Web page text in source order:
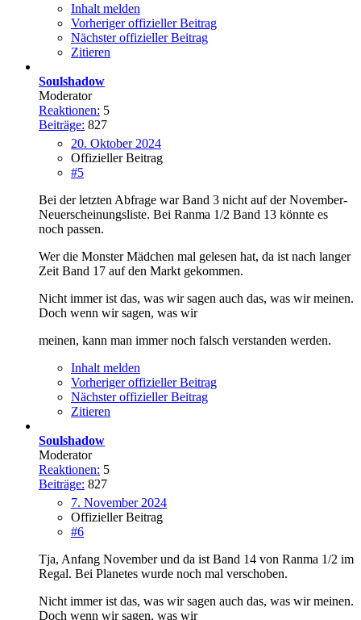
Inhalt melden
Vorheriger offizieller Beitrag
Nächster offizieller Beitrag
Zitieren
Soulshadow
Moderator
Reaktionen: 5
Beiträge: 827
20. Oktober 2024
Offizieller Beitrag
#5
Bei der letzten Abfrage war Band 3 nicht auf der November-
Neuerscheinungsliste. Bei Ranma 1/2 Band 13 könnte es
noch passen.
Wer die Monster Mädchen mal gelesen hat, da ist nach langer
Zeit Band 17 auf den Markt gekommen.
Nicht immer ist das, was wir sagen auch das, was wir meinen.
Doch wenn wir sagen, was wir
meinen, kann man immer noch falsch verstanden werden.
Inhalt melden
Vorheriger offizieller Beitrag
Nächster offizieller Beitrag
Zitieren
Soulshadow
Moderator
Reaktionen: 5
Beiträge: 827
7. November 2024
Offizieller Beitrag
#6
Tja, Anfang November und da ist Band 14 von Ranma 1/2 im
Regal. Bei Planetes wurde noch mal verschoben.
Nicht immer ist das, was wir sagen auch das, was wir meinen.
Doch wenn wir sagen, was wir